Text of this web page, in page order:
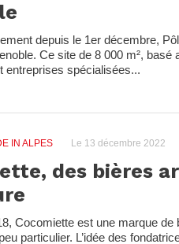
depuis le 1er décembre,
Ce site de 8 000 m²,
entreprises spécialisées...
IN ALPES Le 13 décembre 2022
des bières
Cocomiette est une marque
particulier. L’idée des